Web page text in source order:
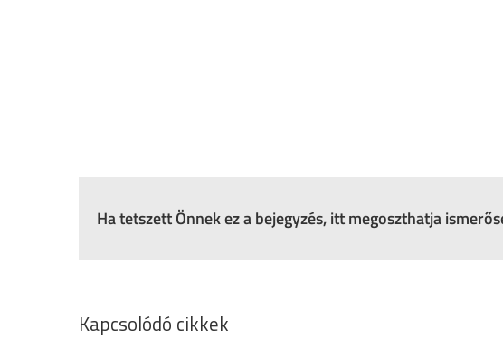
Ha tetszett Önnek ez a bejegyzés, itt megoszthatja
Kapcsolódó cikkek